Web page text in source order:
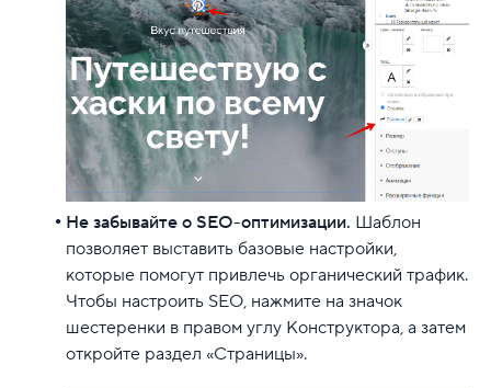
Не забывайте о SEO-оптимизации. Шаблон
позволяет выставить базовые настройки,
которые помогут привлечь органический трафик.
Чтобы настроить SEO, нажмите на значок
шестеренки в правом углу Конструктора, а затем
откройте раздел «Страницы».